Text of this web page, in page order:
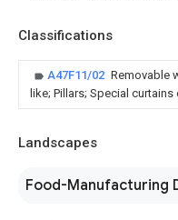
Classifications
A47F11/02 Removable
like; Pillars; Special curtains
Landscapes
Food-Manufacturing